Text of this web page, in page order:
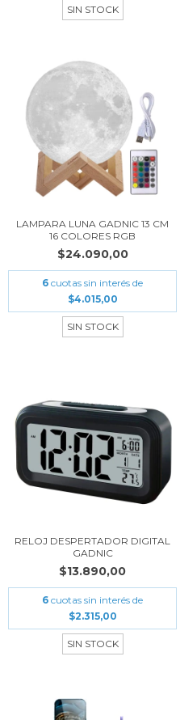
SIN STOCK
LAMPARA LUNA GADNIC 13 CM
16 COLORES RGB
$24.090,00
6 cuotas sin interés de
$4.015,00
SIN STOCK
RELOJ DESPERTADOR DIGITAL
GADNIC
$13.890,00
6 cuotas sin interés de
$2.315,00
SIN STOCK